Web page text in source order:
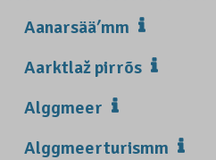
Aanarsääʹmm
Aarktlaž pirrõs
Alggmeer
Alggmeerturismm